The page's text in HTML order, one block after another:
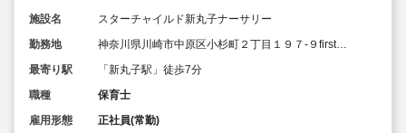
施設名
スターチャイルド新丸子ナーサリー
勤務地
神奈川県川崎市中原区小杉町２丁目１９７-９first
最寄り駅
「新丸子駅」徒歩7分
職種
保育士
雇用形態
正社員(常勤)